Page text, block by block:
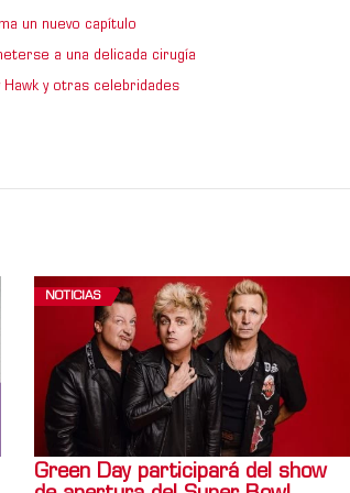
un nuevo capítulo
a una delicada cirugía
Hawk y otras celebridades
NOTICIAS
Green Day participará del show